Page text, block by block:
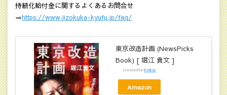
持続化給付金に関するよくあるお問合せ
⇒https://www.jizokuka-kyufu.jp/faq/
東京改造計画 (NewsPicks
Book) [ 堀江 貴文 ]
created byRinker
Amazon